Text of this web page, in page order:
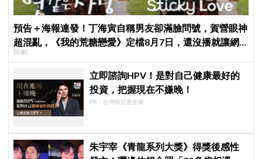
預告＋海報連發！丁海寅自稱男友卻滿臉問號，賀營眼神
超混亂，《我的荒糖戀愛》定檔8月7日，還沒播就讓網
友瘋猜結局
韓劇
立即諮詢HPV！是對自己健康最好的
投資，把握現在不嫌晚！
PR・台灣癌症基金會
朱宇宰《青龍系列大獎》得獎後感性